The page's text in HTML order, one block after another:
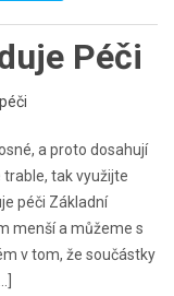
Péči
a proto dosahují
trable, tak využijte
péči Základní
menší a můžeme s
v tom, že součástky